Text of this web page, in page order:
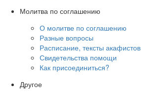
Молитва по соглашению
О молитве по соглашению
Разные вопросы
Расписание, тексты акафистов
Свидетельства помощи
Как присоединиться?
Другое